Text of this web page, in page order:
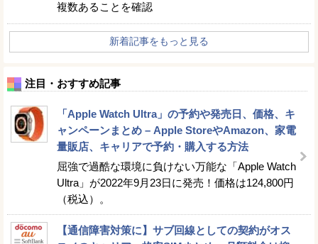
複数あることを確認
新着記事をもっと見る
注目・おすすめ記事
「Apple Watch Ultra」の予約や発売日、価格、キ
ャンペーンまとめ – Apple StoreやAmazon、家電
量販店、キャリアで予約・購入する方法
屈強で過酷な環境に負けない万能な「Apple Watch
Ultra」が2022年9月23日に発売！価格は124,800円
（税込）。
【通信障害対策に】サブ回線としての契約がオス